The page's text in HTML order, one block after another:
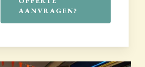
AANVRAGEN?